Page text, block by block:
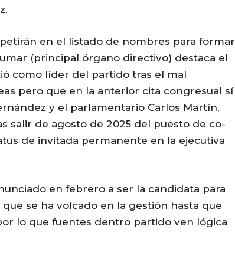
en el listado de nombres para formar
(principal órgano directivo) destaca el
como líder del partido tras el mal
pero que en la anterior cita congresual sí
y el parlamentario Carlos Martín,
salir de agosto de 2025 del puesto de co-
de invitada permanente en la ejecutiva
en febrero a ser la candidata para
se ha volcado en la gestión hasta que
lo que fuentes dentro partido ven lógica